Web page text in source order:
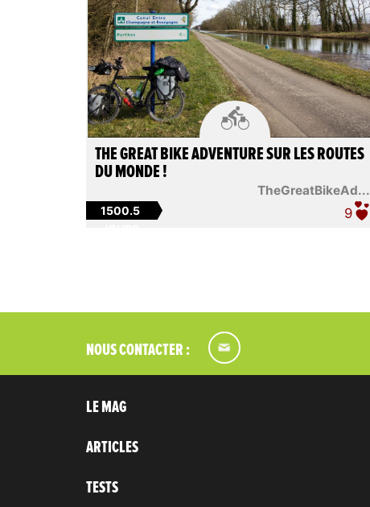

TheGreatBikeAd...
THE GREAT BIKE ADVENTURE SUR LES ROUTES
DU MONDE !
1500.5
9
NOUS CONTACTER :
LE MAG
ARTICLES
TESTS